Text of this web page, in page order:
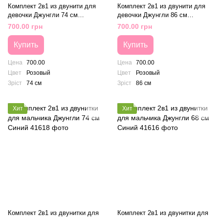
Комплект 2в1 из двунити для
девочки Джунгли 74 см
Розовый
700.00 грн
Купить
Цена 700.00
Цвет
Розовый
Зріст
74 см
Комплект 2в1 из двунити для
девочки Джунгли 86 см
Розовый
700.00 грн
Купить
Цена 700.00
Цвет
Розовый
Зріст
86 см
Хит
Комплект 2в1 из двунитки для
Хит
Комплект 2в1 из двунитки для